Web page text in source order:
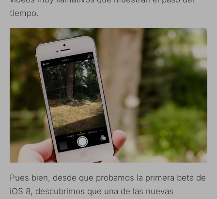
tiempo.
Pues bien, desde que probamos la primera beta de
iOS 8, descubrimos que una de las nuevas